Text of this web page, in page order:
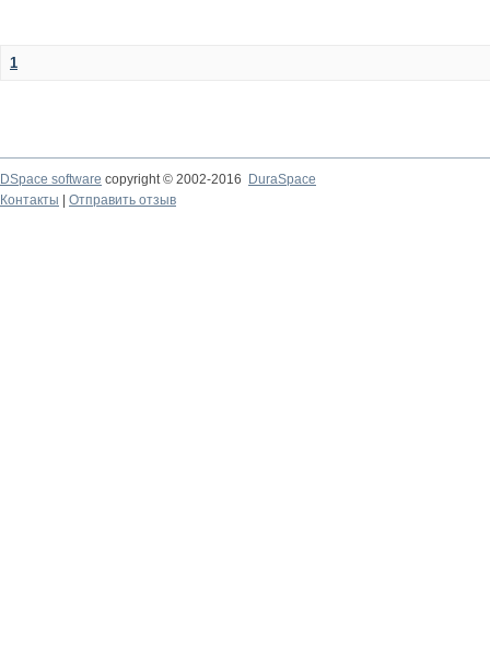
1
DSpace software copyright © 2002-2016
DuraSpace
Контакты
Отправить отзыв